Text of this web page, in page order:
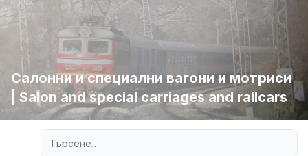
Салонни и специални вагони и мотриси
| Salon and special carriages and railcars